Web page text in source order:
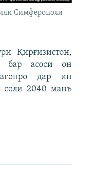
Симферополи
Қирғизистон,
бар асоси он
дар ин
соли 2040 манъ